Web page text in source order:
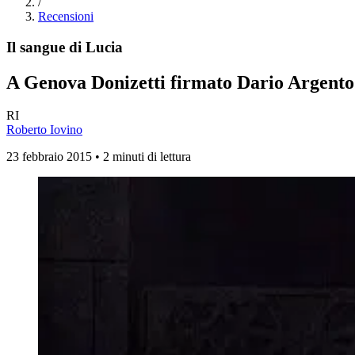
Recensioni
Il sangue di Lucia
A Genova Donizetti firmato Dario
RI
Roberto Iovino
23 febbraio 2015 • 2 minuti di lettura